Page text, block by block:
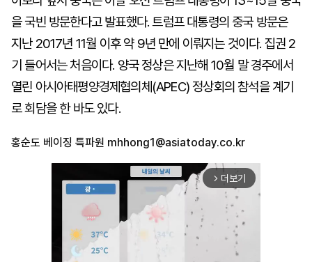
을 국빈 방문한다고 발표했다. 트럼프 대통령의 중국 방문은
지난 2017년 11월 이후 약 9년 만에 이뤄지는 것이다. 집권 2
기 들어서는 처음이다. 양국 정상은 지난해 10월 말 경주에서
열린 아시아태평양경제협의체(APEC) 정상회의 참석을 계기
로 회담을 한 바도 있다.
홍순도 베이징 특파원 mhhong1@asiatoday.co.kr
arrow_forward_ios 더보기